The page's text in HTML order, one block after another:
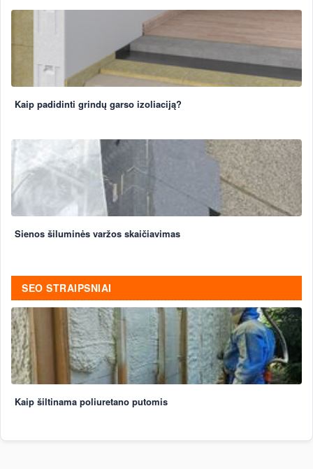
Kaip padidinti grindų garso izoliaciją?
Sienos šiluminės varžos skaičiavimas
SEO STRAIPSNIAI
Kaip šiltinama poliuretano putomis